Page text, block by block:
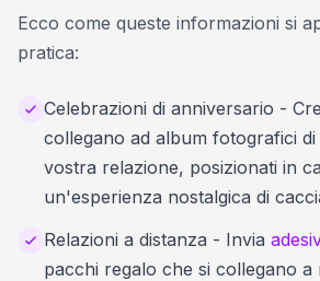
Ecco come queste informazioni si
pratica:
Celebrazioni di anniversario -
collegano ad album fotografici
vostra relazione, posizionati in
un'esperienza nostalgica di
Relazioni a distanza - Invia
pacchi regalo che si collegano a